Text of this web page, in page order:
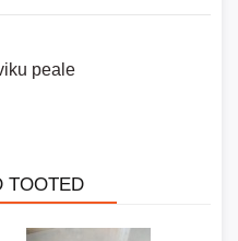
peale
TOOTED